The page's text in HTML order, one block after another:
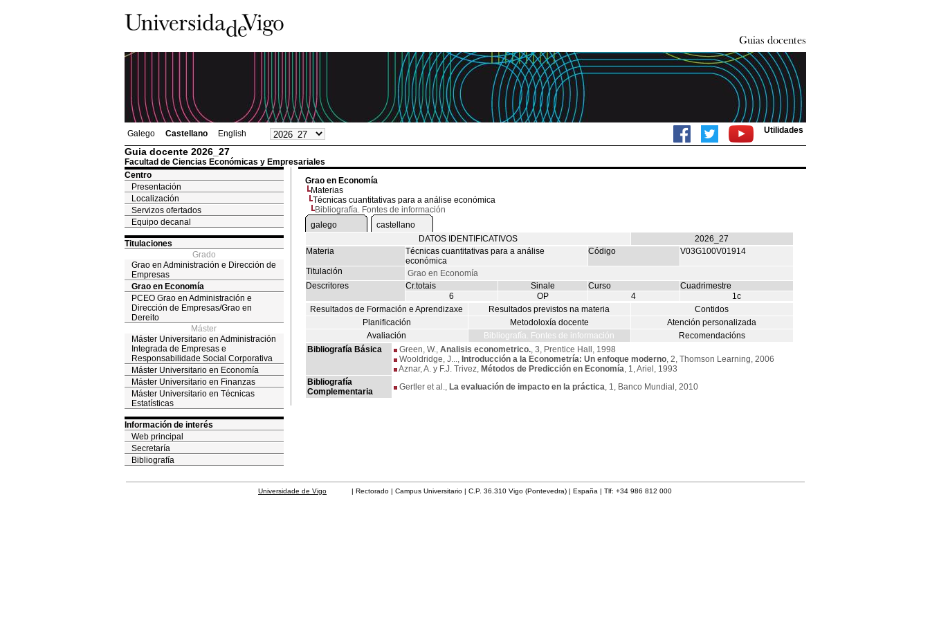
Galego Castellano English Utilidades
Guia docente 2026_27
Facultad de Ciencias Económicas y Empresariales
Centro
Presentación
Localización
Servizos ofertados
Equipo decanal
Titulaciones
Grado
Grao en Administración e Dirección de
Empresas
Grao en Economía
PCEO Grao en Administración e
Dirección de Empresas/Grao en
Dereito
Máster
Máster Universitario en Administración
Integrada de Empresas e
Responsabilidade Social Corporativa
Máster Universitario en Economía
Máster Universitario en Finanzas
Máster Universitario en Técnicas
Estatísticas
Información de interés
Web principal
Secretaría
Bibliografía
Grao en Economía
Materias
Técnicas cuantitativas para a análise económica
Bibliografía. Fontes de información
galego
castellano
DATOS IDENTIFICATIVOS
2026_27
Materia
Técnicas cuantitativas para a análise
económica
Código V03G100V01914
Titulación
Grao en Economía
Descritores
Cr.totais Sinale Curso
Cuadrimestre
6
OP 4
1c
Resultados de Formación e Aprendizaxe
Resultados previstos na materia
Contidos
Planificación
Metodoloxía docente
Atención personalizada
Avaliación
Bibliografía. Fontes de información
Recomendacións
Bibliografía Básica
Green, W., Analisis econometrico., 3, Prentice Hall, 1998
Wooldridge, J..., Introducción a la Econometría: Un enfoque moderno, 2, Thomson Learning, 2006
Aznar, A. y F.J. Trivez, Métodos de Predicción en Economía, 1, Ariel, 1993
Bibliografía
Complementaria
Gertler et al., La evaluación de impacto en la práctica, 1, Banco Mundial, 2010
Universidade de Vigo | Rectorado | Campus Universitario | C.P. 36.310 Vigo (Pontevedra) | España | Tlf: +34 986 812 000